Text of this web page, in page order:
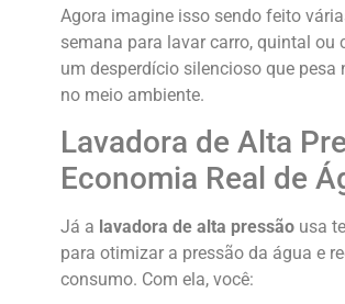
Agora imagine isso sendo feito
semana para lavar carro, quintal ou
um desperdício silencioso que pesa
no meio ambiente.
Lavadora de Alta
Economia Real de
Já a lavadora de alta pressão usa
para otimizar a pressão da água e
consumo. Com ela, você: